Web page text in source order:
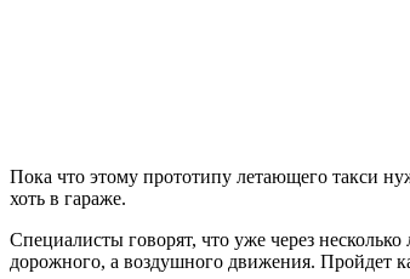
Пока что этому прототипу летающего такси
хоть в гараже.
Специалисты говорят, что уже через
дорожного, а воздушного движения. Пройдет